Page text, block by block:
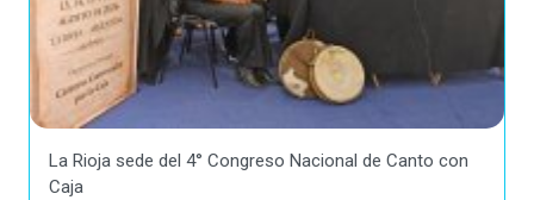
La Rioja sede del 4° Congreso Nacional de Canto con
Caja